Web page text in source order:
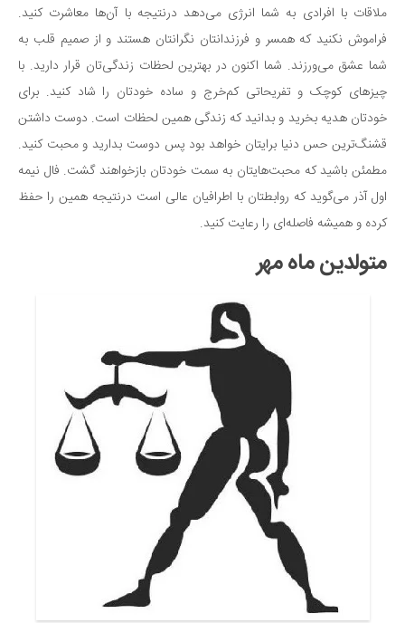
ملاقات با افرادی به شما انرژی می‌دهد درنتیجه با آن‌ها معاشرت کنید.
فراموش نکنید که همسر و فرزندانتان نگرانتان هستند و از صمیم قلب به
شما عشق می‌ورزند. شما اکنون در بهترین لحظات زندگی‌تان قرار دارید. با
چیزهای کوچک و تفریحاتی کم‌خرج و ساده خودتان را شاد کنید. برای
خودتان هدیه بخرید و بدانید که زندگی همین لحظات است. دوست داشتن
قشنگ‌ترین حس دنیا برایتان خواهد بود پس دوست بدارید و محبت کنید.
مطمئن باشید که محبت‌هایتان به سمت خودتان بازخواهند گشت. فال نیمه
اول آذر می‌گوید که روابطتان با اطرافیان عالی است درنتیجه همین را حفظ
کرده و همیشه فاصله‌ای را رعایت کنید.
متولدین ماه مهر